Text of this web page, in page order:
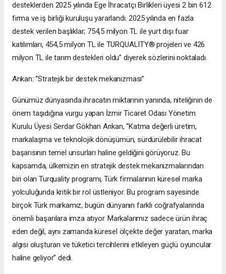
desteklerden 2025 yılında Ege İhracatçı Birlikleri üyesi 2 bin 612
firma ve iş birliği kuruluşu yararlandı. 2025 yılında en fazla
destek verilen başlıklar; 754,5 milyon TL ile yurt dışı fuar
katılımları, 454,5 milyon TL ile TURQUALITY® projeleri ve 426
milyon TL ile tarım destekleri oldu” diyerek sözlerini noktaladı.
Arıkan: “Stratejik bir destek mekanizması”
Günümüz dünyasında ihracatın miktarının yanında, niteliğinin de
önem taşıdığına vurgu yapan İzmir Ticaret Odası Yönetim
Kurulu Üyesi Serdar Gökhan Arıkan, “Katma değerli üretim,
markalaşma ve teknolojik dönüşümün, sürdürülebilir ihracat
başarısının temel unsurları haline geldiğini görüyoruz. Bu
kapsamda, ülkemizin en stratejik destek mekanizmalarından
biri olan Turquality programı, Türk firmalarının küresel marka
yolculuğunda kritik bir rol üstleniyor. Bu program sayesinde
birçok Türk markamız, bugün dünyanın farklı coğrafyalarında
önemli başarılara imza atıyor. Markalarımız sadece ürün ihraç
eden değil, aynı zamanda küresel ölçekte değer yaratan, marka
algısı oluşturan ve tüketici tercihlerini etkileyen güçlü oyuncular
haline geliyor” dedi.